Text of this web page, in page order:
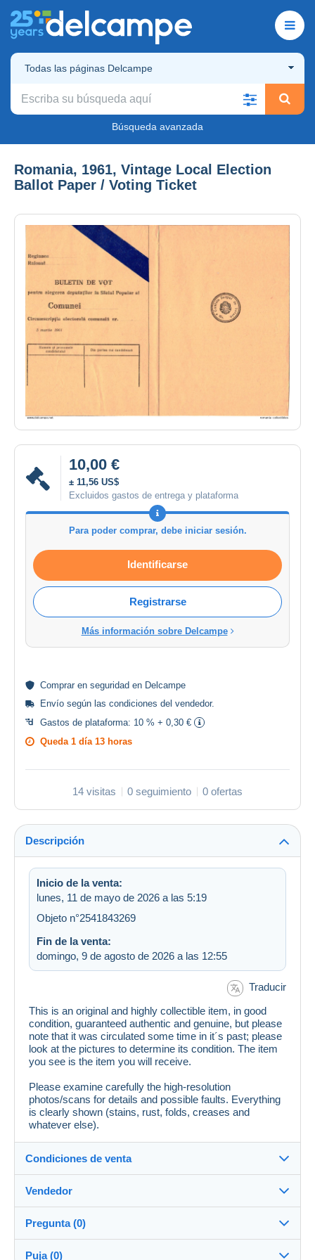
Todas las páginas Delcampe
Búsqueda avanzada
Romania, 1961, Vintage Local Election
Ballot Paper / Voting Ticket
10,00 €
± 11,56 US$
Excluidos gastos de entrega y plataforma
Para poder comprar, debe iniciar sesión.
Identificarse
Registrarse
Más información sobre Delcampe
Comprar en seguridad en Delcampe
Envío según las condiciones del vendedor.
Gastos de plataforma: 10 % + 0,30 €
Queda 1 día 13 horas
14 visitas 0 seguimiento 0 ofertas
Descripción
Inicio de la venta:
lunes, 11 de mayo de 2026 a las 5:19
Objeto n°2541843269
Fin de la venta:
domingo, 9 de agosto de 2026 a las 12:55
Traducir
This is an original and highly collectible item, in good
condition, guaranteed authentic and genuine, but please
note that it was circulated some time in it´s past; please
look at the pictures to determine its condition. The item
you see is the item you will receive.
Please examine carefully the high-resolution
photos/scans for details and possible faults. Everything
is clearly shown (stains, rust, folds, creases and
whatever else).
Condiciones de venta
Destino:
Ver la lista de países
Envío:
Envío después del pago
Vendedor
romania_collectibles100%(1823x)
Pregunta (0)
Puja (0)